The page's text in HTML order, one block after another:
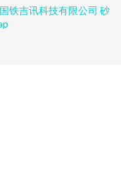
国铁吉讯科技有限公司 砂